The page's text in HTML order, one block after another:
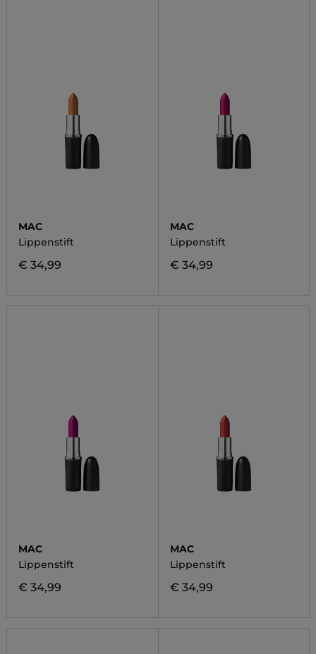
MAC
Lippenstift
€ 34,99
MAC
Lippenstift
€ 34,99
MAC
Lippenstift
€ 34,99
MAC
Lippenstift
€ 34,99